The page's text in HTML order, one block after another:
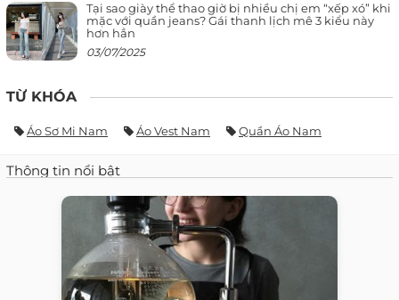
Tại sao giày thể thao giờ bị nhiều chị em “xếp xó” khi
mặc với quần jeans? Gái thanh lịch mê 3 kiểu này
hơn hẳn
03/07/2025
TỪ KHÓA
Áo Sơ Mi Nam Áo Vest Nam Quần Áo Nam
Thông tin nổi bật